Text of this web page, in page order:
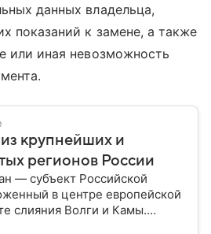
данных владельца,
показаний к замене, а также
или иная невозможность
крупнейших и
регионов России
— субъект Российской
в центре европейской
слияния Волги и Камы.
из ведущих